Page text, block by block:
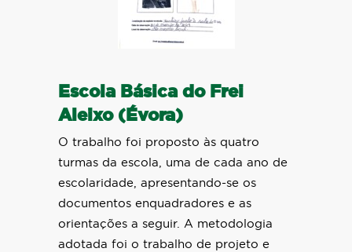
Escola Básica do Frei
Aleixo (Évora)
O trabalho foi proposto às quatro
turmas da escola, uma de cada ano de
escolaridade, apresentando-se os
documentos enquadradores e as
orientações a seguir. A metodologia
adotada foi o trabalho de projeto e